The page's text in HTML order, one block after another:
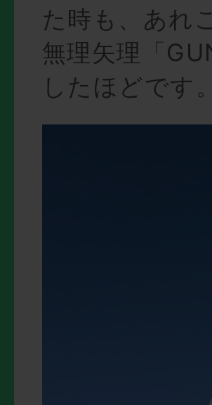
た時も、あれ
無理矢理「
したほどです。